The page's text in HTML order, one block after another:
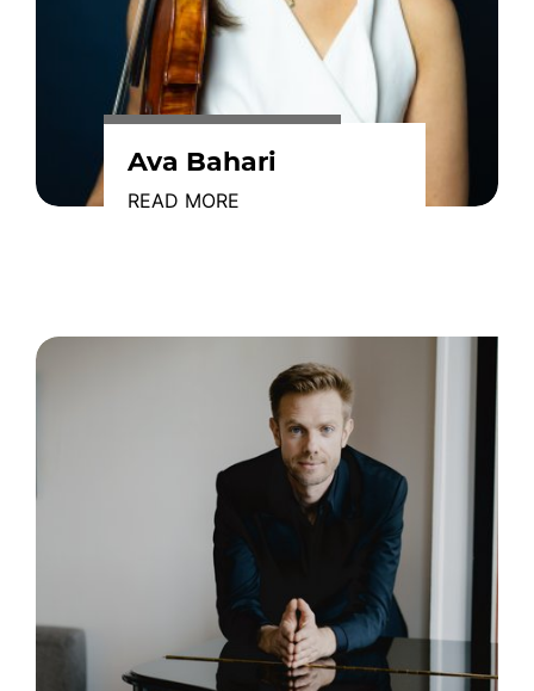
Ava Bahari
READ MORE